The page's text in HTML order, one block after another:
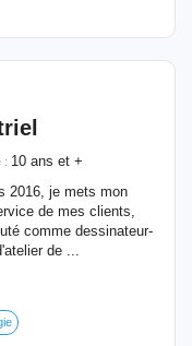
: 10 ans et +
2016, je mets mon
de mes clients,
comme dessinateur-
de ...